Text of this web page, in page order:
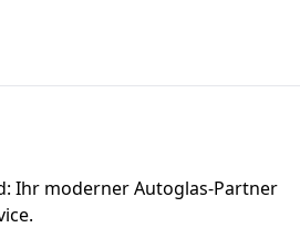
Ihr moderner Autoglas-Partner